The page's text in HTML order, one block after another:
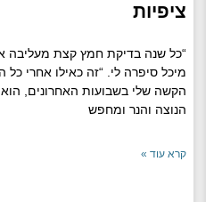
ציפיות
“כל שנה בדיקת חמץ קצת מעליבה
מיכל סיפרה לי. “זה כאילו אחרי כל
הקשה שלי בשבועות האחרונים,
הנוצה והנר ומחפש
קרא עוד »